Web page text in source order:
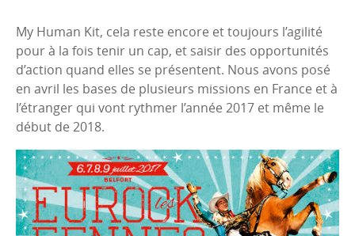
My Human Kit, cela reste encore et toujours l’agilité
pour à la fois tenir un cap, et saisir des opportunités
d’action quand elles se présentent. Nous avons posé
en avril les bases de plusieurs missions en France et à
l’étranger qui vont rythmer l’année 2017 et même le
début de 2018.